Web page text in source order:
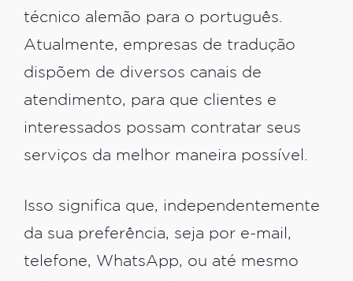
técnico alemão para o português.
Atualmente, empresas de tradução
dispõem de diversos canais de
atendimento, para que clientes e
interessados possam contratar seus
serviços da melhor maneira possível.
Isso significa que, independentemente
da sua preferência, seja por e-mail,
telefone, WhatsApp, ou até mesmo